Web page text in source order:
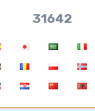
36704